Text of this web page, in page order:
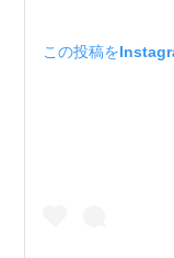
この投稿を